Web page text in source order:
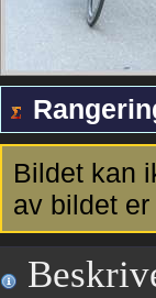
Bildet kan
av bildet er